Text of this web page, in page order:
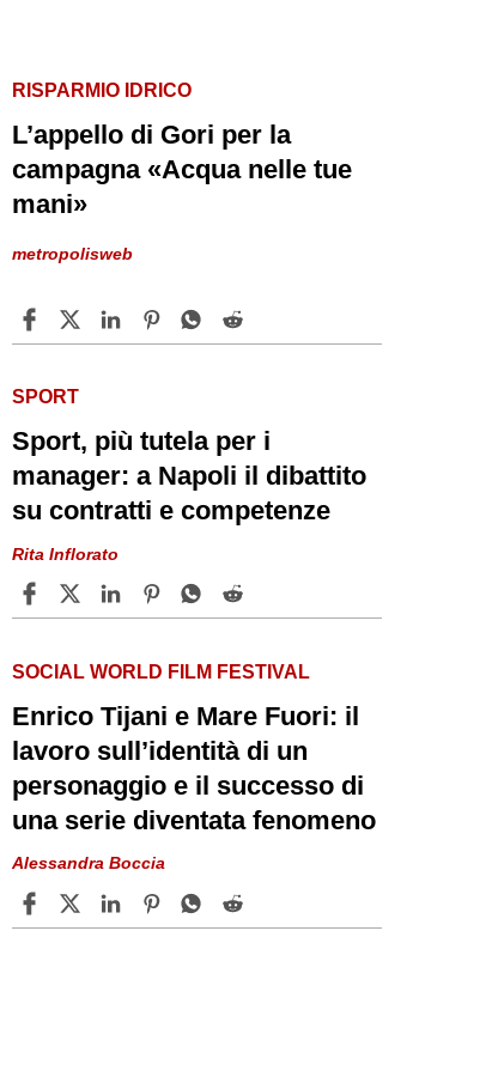
RISPARMIO IDRICO
L’appello di Gori per la
campagna «Acqua nelle tue
mani»
metropolisweb
SPORT
Sport, più tutela per i
manager: a Napoli il dibattito
su contratti e competenze
Rita Inflorato
SOCIAL WORLD FILM FESTIVAL
Enrico Tijani e Mare Fuori: il
lavoro sull’identità di un
personaggio e il successo di
una serie diventata fenomeno
Alessandra Boccia